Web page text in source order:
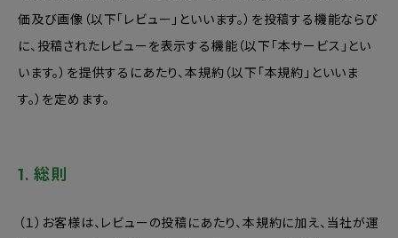
価及び画像（以下「レビュー」といいます。）を投稿する機能ならび
に、投稿されたレビューを表示する機能（以下「本サービス」とい
います。）を提供するにあたり、本規約（以下「本規約」といいま
す。）を定めます。
1. 総則
（１）お客様は、レビューの投稿にあたり、本規約に加え、当社が運